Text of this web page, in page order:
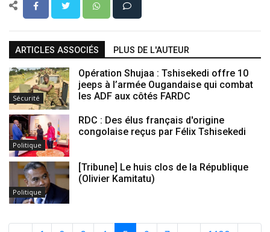
ARTICLES ASSOCIÉS PLUS DE L'AUTEUR
Sécurité
Opération Shujaa : Tshisekedi offre 10
jeeps à l’armée Ougandaise qui combat
les ADF aux côtés FARDC
Politique
RDC : Des élus français d'origine
congolaise reçus par Félix Tshisekedi
Politique
[Tribune] Le huis clos de la République
(Olivier Kamitatu)